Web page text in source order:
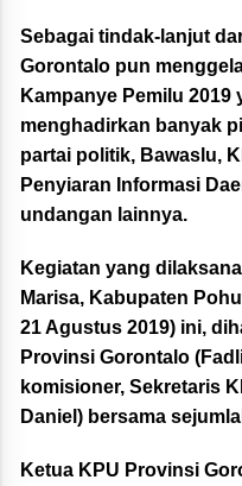
Sebagai tindak-lanjut
Gorontalo pun
Kampanye Pemilu
menghadirkan banyak
partai politik, Bawaslu,
Penyiaran Informasi
undangan lainnya.
Kegiatan yang
Marisa, Kabupaten
21 Agustus 2019) ini,
Provinsi Gorontalo
komisioner, Sekretaris
Daniel) bersama
Ketua KPU Provinsi